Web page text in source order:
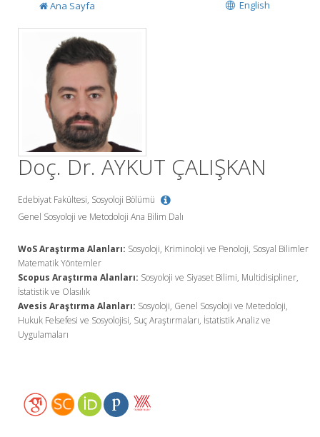
English
Ana Sayfa
Doç. Dr. AYKUT ÇALIŞKAN
Edebiyat Fakültesi, Sosyoloji Bölümü
Genel Sosyoloji ve Metodoloji Ana Bilim Dalı
WoS Araştırma Alanları: Sosyoloji, Kriminoloji ve Penoloji, Sosyal Bilimler
Matematik Yöntemler
Scopus Araştırma Alanları: Sosyoloji ve Siyaset Bilimi, Multidisipliner,
İstatistik ve Olasılık
Avesis Araştırma Alanları: Sosyoloji, Genel Sosyoloji ve Metedoloji,
Hukuk Felsefesi ve Sosyolojisi, Suç Araştırmaları, İstatistik Analiz ve
Uygulamaları